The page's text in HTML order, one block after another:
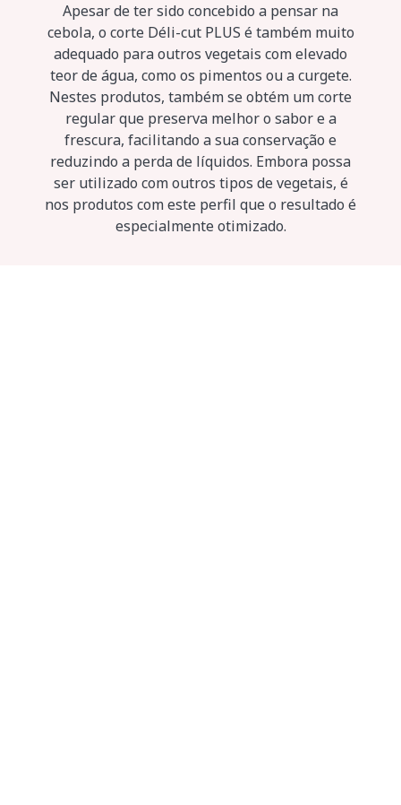
Apesar de ter sido concebido a pensar na
cebola, o corte Déli-cut PLUS é também muito
adequado para outros vegetais com elevado
teor de água, como os pimentos ou a curgete.
Nestes produtos, também se obtém um corte
regular que preserva melhor o sabor e a
frescura, facilitando a sua conservação e
reduzindo a perda de líquidos. Embora possa
ser utilizado com outros tipos de vegetais, é
nos produtos com este perfil que o resultado é
especialmente otimizado.